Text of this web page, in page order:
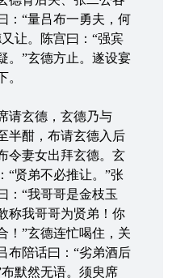
：“量吕布一勇夫，何
让。陈宫曰：“强宾
。”玄德方止。遂设宴
。
玄德，玄德乃与
半酣，布请玄德入后
令妻女出拜玄德。玄
“贤弟不必推让。”张
：“我哥哥是金枝玉
称我哥哥为贤弟！你
！”玄德连忙喝住，关
布陪话曰：“劣弟酒后
默然无语。须臾席